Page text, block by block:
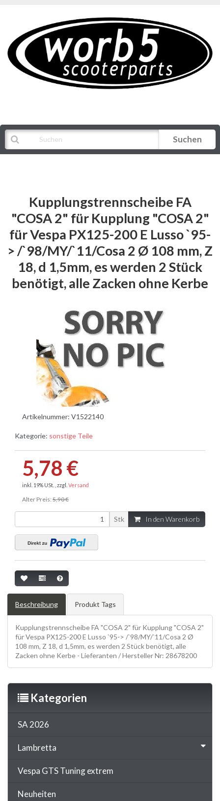
Suchen
Kupplungstrennscheibe FA
"COSA 2" für Kupplung "COSA 2"
für Vespa PX125-200 E Lusso `95-
> /`98/MY/`11/Cosa 2 Ø 108 mm, Z
18, d 1,5mm, es werden 2 Stück
benötigt, alle Zacken ohne Kerbe
Artikelnummer: V1522140
Kategorie: sonstige Teile
5,78 €
inkl. 19% USt. , zzgl. Versand
Alter Preis: 5,90 €
Stk In den Warenkorb
Beschreibung Produkt Tags
Kupplungstrennscheibe FA "COSA 2" für Kupplung "COSA 2"
für Vespa PX125-200 E Lusso `95-> /`98/MY/`11/Cosa 2 Ø
108 mm, Z 18, d 1,5mm, es werden 2 Stück benötigt, alle
Zacken ohne Kerbe - Lieferanten / Hersteller Nr: 28678200
Kategorien
SA 2026
Lambretta
Vespa GTS Tuning extrem
Neuheiten